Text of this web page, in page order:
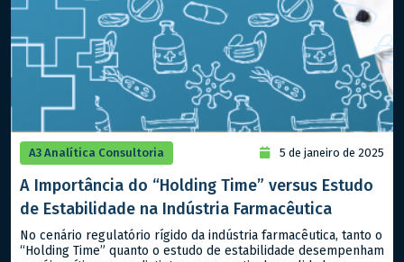
A3 Analítica Consultoria 5 de janeiro de 2025
A Importância do “Holding Time” versus Estudo
de Estabilidade na Indústria Farmacêutica
No cenário regulatório rígido da indústria farmacêutica, tanto o
“Holding Time” quanto o estudo de estabilidade desempenham